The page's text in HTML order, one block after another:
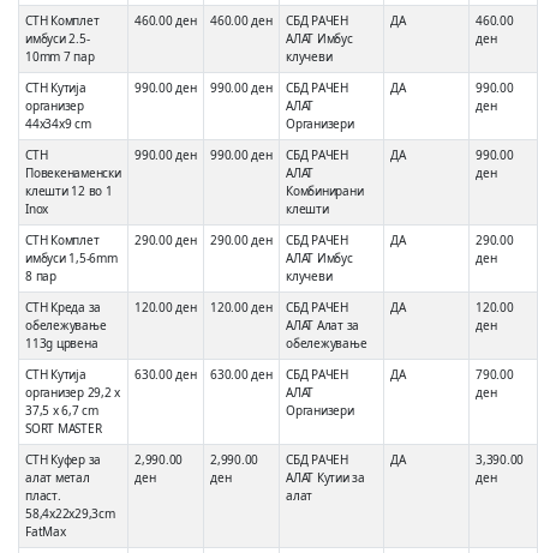
СТН Комплет
имбуси 2.5-
10mm 7 пар
460.00 ден 460.00 ден
СБД РАЧЕН
АЛАТ Имбус
клучеви
ДА
460.00
ден
СТН Кутија
организер
44x34x9 cm
990.00 ден 990.00 ден
СБД РАЧЕН
АЛАТ
Организери
ДА
990.00
ден
СТН
Повекенаменски
клешти 12 во 1
Inox
990.00 ден 990.00 ден
СБД РАЧЕН
АЛАТ
Комбинирани
клешти
ДА
990.00
ден
СТН Комплет
имбуси 1,5-6mm
8 пар
290.00 ден 290.00 ден
СБД РАЧЕН
АЛАТ Имбус
клучеви
ДА
290.00
ден
СТН Креда за
обележување
113g црвена
120.00 ден 120.00 ден
СБД РАЧЕН
АЛАТ Алат за
обележување
ДА
120.00
ден
СТН Кутија
организер 29,2 x
37,5 x 6,7 cm
SORT MASTER
630.00 ден 630.00 ден
СБД РАЧЕН
АЛАТ
Организери
ДА
790.00
ден
СТН Куфер за
алат метал
пласт.
58,4x22x29,3cm
FatMax
2,990.00
ден
2,990.00
ден
СБД РАЧЕН
АЛАТ Кутии за
алат
ДА
3,390.00
ден